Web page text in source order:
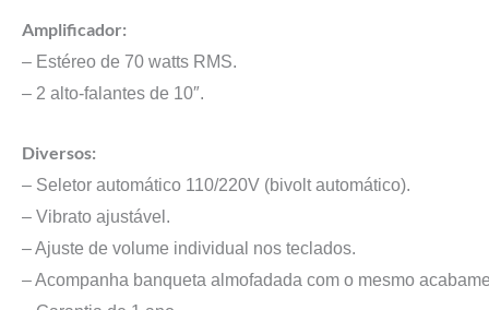
Amplificador:
– Estéreo de 70 watts RMS.
– 2 alto-falantes de 10″.
Diversos:
– Seletor automático 110/220V (bivolt automático).
– Vibrato ajustável.
– Ajuste de volume individual nos teclados.
– Acompanha banqueta almofadada com o mesmo